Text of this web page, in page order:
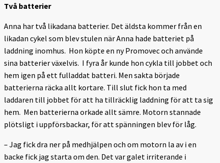
Två batterier
Anna har två likadana batterier. Det äldsta kommer från en
likadan cykel som blev stulen när Anna hade batteriet på
laddning inomhus. Hon köpte en ny Promovec och använde
sina batterier växelvis. I fyra år kunde hon cykla till jobbet och
hem igen på ett fulladdat batteri. Men sakta började
batterierna räcka allt kortare. Till slut fick hon ta med
laddaren till jobbet för att ha tillräcklig laddning för att ta sig
hem. Men batterierna orkade allt sämre. Motorn stannade
plötsligt i uppförsbackar, för att spänningen blev för låg.
– Jag fick dra ner på medhjälpen och om motorn la av i en
backe fick jag starta om den. Det var galet irriterande i